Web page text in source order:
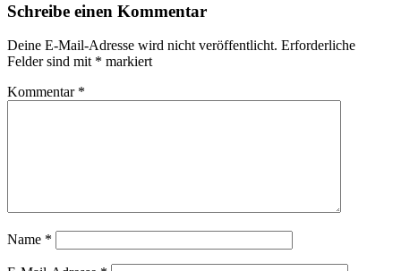
Schreibe einen Kommentar
Deine E-Mail-Adresse wird nicht veröffentlicht. Erforderliche
Felder sind mit * markiert
Kommentar *
Name *